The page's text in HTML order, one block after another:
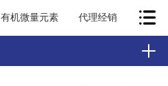
有机微量元素 代理经销